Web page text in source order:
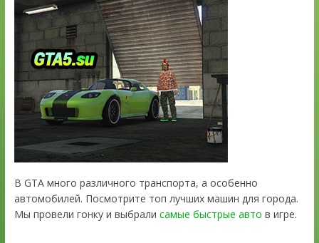
В GTA много различного транспорта, а особенно
автомобилей. Посмотрите топ лучших машин для города.
Мы провели гонку и выбрали самые быстрые авто в игре.